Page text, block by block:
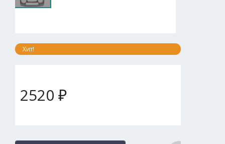
Хит!
2520 ₽